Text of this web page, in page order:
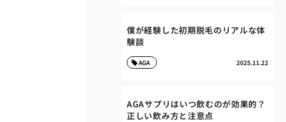
僕が経験した初期脱毛のリアルな体
験談
2025.11.22
AGA
AGAサプリはいつ飲むのが効果的？
正しい飲み方と注意点